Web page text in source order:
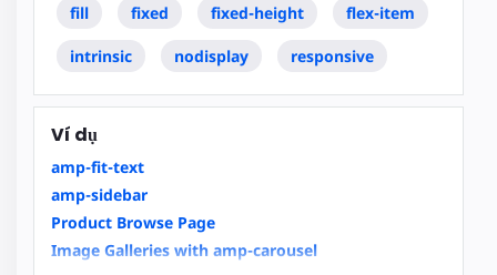
fill fixed fixed-height flex-item
intrinsic nodisplay responsive
Ví dụ
amp-fit-text
amp-sidebar
Product Browse Page
Image Galleries with amp-carousel